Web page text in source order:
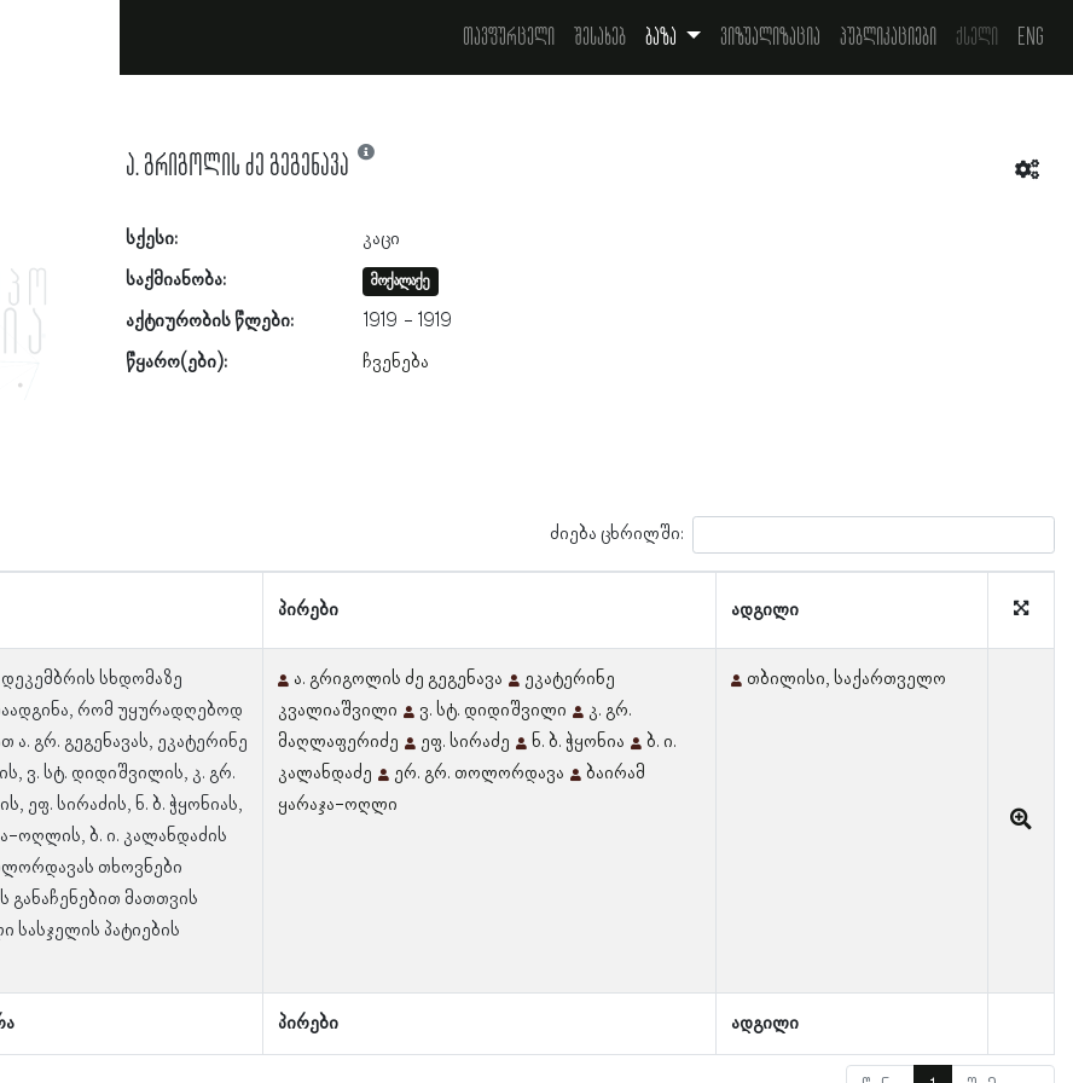
თავფურცელი შესახებ ბაზა ვიზუალიზაცია პუბლიკაციები ქსელი Eng
ა. გრიგოლის ძე გეგენავა
სქესი:
კაცი
საქმიანობა:
მოქალაქე
აქტიურობის წლები: 1919
1919
წყარო(ები):
ჩვენება
ძიება ცხრილში:
პირები ადგილი
პირები ადგილი
სხდომაზე
რომ უყურადღებოდ
ა. გრ. გეგენავას, ეკატერინე
ვ. სტ. დიდიშვილის, კ. გრ.
ეფ. სირაძის, ნ. ბ. ჭყონიას,
ოღლის, ბ. ი. კალანდაძის
თხოვნები
განაჩენებით მათთვის
სასჯელის პატიების
ა. გრიგოლის ძე გეგენავა
ეკატერინე
კვალიაშვილი
ვ. სტ. დიდიშვილი
კ. გრ.
მაღლაფერიძე
ეფ. სირაძე ნ. ბ. ჭყონია
ბ. ი.
კალანდაძე
ერ. გრ. თოლორდავა
ბაირამ
ყარაჯა-ოღლი
თბილისი, საქართველო